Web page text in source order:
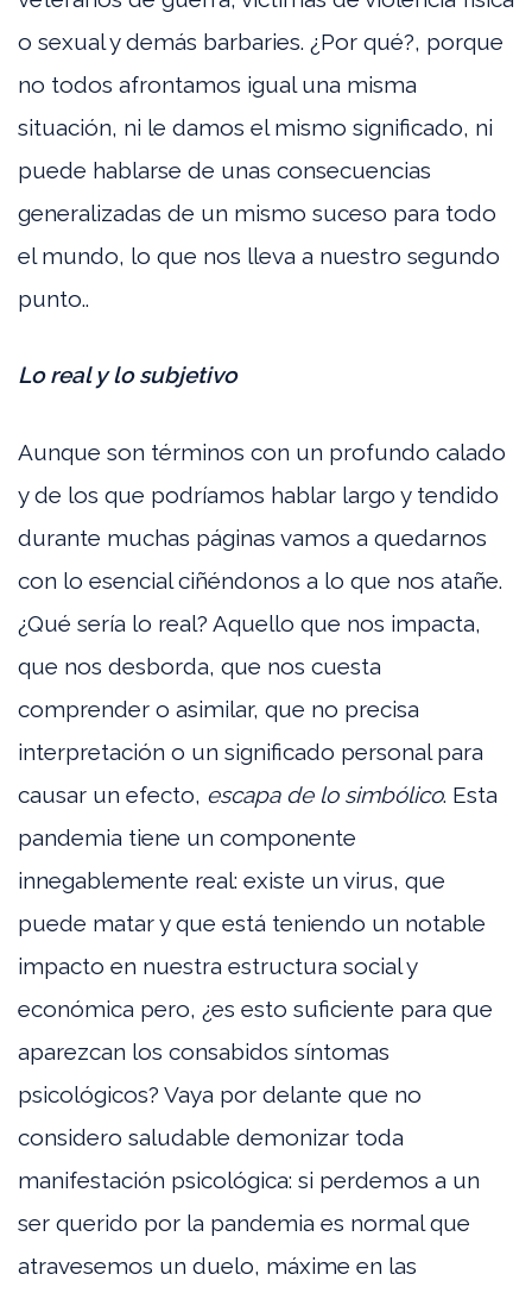
o sexual y demás barbaries. ¿Por qué?, porque
no todos afrontamos igual una misma
situación, ni le damos el mismo significado, ni
puede hablarse de unas consecuencias
generalizadas de un mismo suceso para todo
el mundo, lo que nos lleva a nuestro segundo
punto..
Lo real y lo subjetivo
Aunque son términos con un profundo calado
y de los que podríamos hablar largo y tendido
durante muchas páginas vamos a quedarnos
con lo esencial ciñéndonos a lo que nos atañe.
¿Qué sería lo real? Aquello que nos impacta,
que nos desborda, que nos cuesta
comprender o asimilar, que no precisa
interpretación o un significado personal para
causar un efecto, escapa de lo simbólico. Esta
pandemia tiene un componente
innegablemente real: existe un virus, que
puede matar y que está teniendo un notable
impacto en nuestra estructura social y
económica pero, ¿es esto suficiente para que
aparezcan los consabidos síntomas
psicológicos? Vaya por delante que no
considero saludable demonizar toda
manifestación psicológica: si perdemos a un
ser querido por la pandemia es normal que
atravesemos un duelo, máxime en las